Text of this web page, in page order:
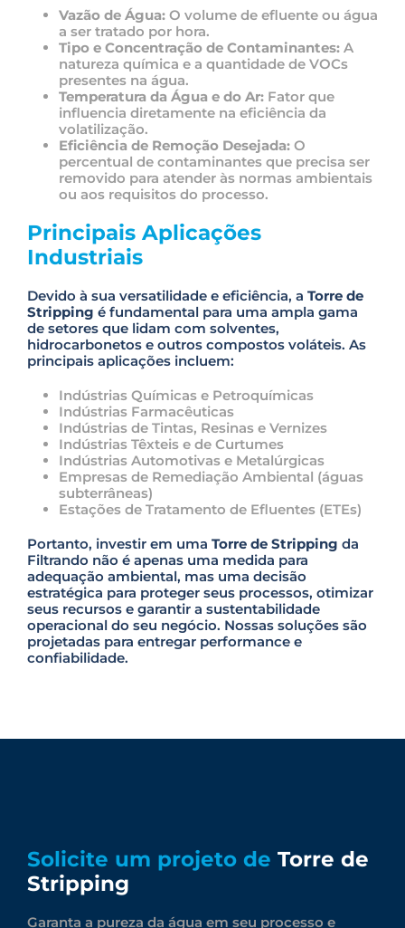
Vazão de Água: O volume de efluente ou água
a ser tratado por hora.
Tipo e Concentração de Contaminantes: A
natureza química e a quantidade de VOCs
presentes na água.
Temperatura da Água e do Ar: Fator que
influencia diretamente na eficiência da
volatilização.
Eficiência de Remoção Desejada: O
percentual de contaminantes que precisa ser
removido para atender às normas ambientais
ou aos requisitos do processo.
Principais Aplicações
Industriais
Devido à sua versatilidade e eficiência, a Torre de
Stripping é fundamental para uma ampla gama
de setores que lidam com solventes,
hidrocarbonetos e outros compostos voláteis. As
principais aplicações incluem:
Indústrias Químicas e Petroquímicas
Indústrias Farmacêuticas
Indústrias de Tintas, Resinas e Vernizes
Indústrias Têxteis e de Curtumes
Indústrias Automotivas e Metalúrgicas
Empresas de Remediação Ambiental (águas
subterrâneas)
Estações de Tratamento de Efluentes (ETEs)
Portanto, investir em uma Torre de Stripping da
Filtrando não é apenas uma medida para
adequação ambiental, mas uma decisão
estratégica para proteger seus processos, otimizar
seus recursos e garantir a sustentabilidade
operacional do seu negócio. Nossas soluções são
projetadas para entregar performance e
confiabilidade.
Solicite um projeto de Torre de
Stripping
Garanta a pureza da água em seu processo e